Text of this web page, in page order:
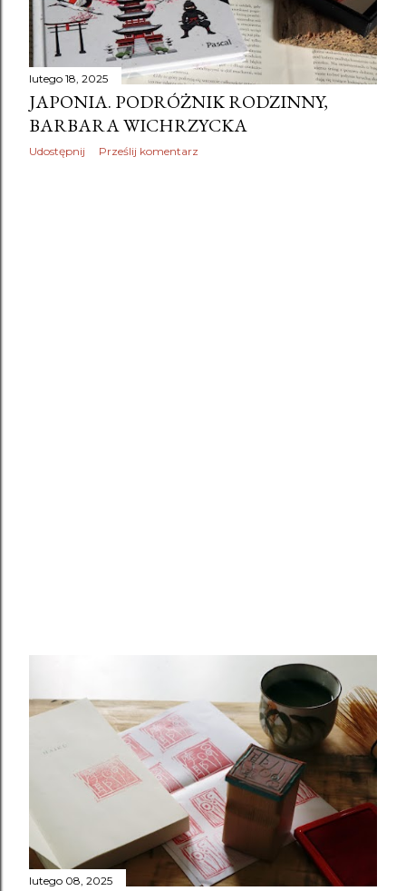
lutego 18, 2025
JAPONIA. PODRÓŻNIK RODZINNY,
BARBARA WICHRZYCKA
Udostępnij Prześlij komentarz
lutego 08, 2025